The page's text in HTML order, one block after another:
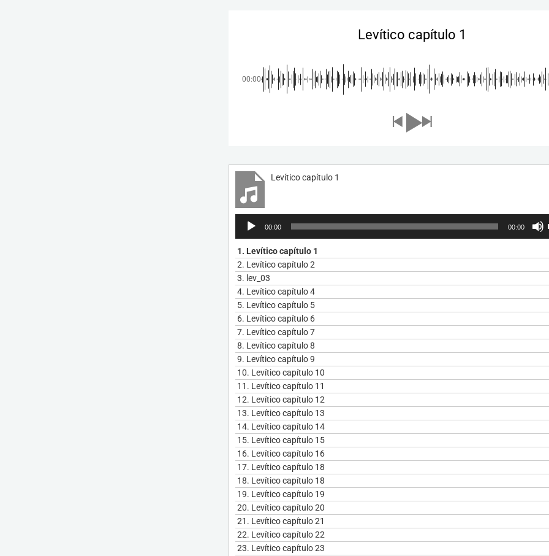
Levítico capítulo 1
00:00
Levítico capítulo 1
Reproductor
00:00 00:00
1. Levítico capítulo 1
2. Levítico capítulo 2
3. lev_03
4. Levítico capítulo 4
5. Levítico capítulo 5
6. Levítico capítulo 6
7. Levítico capítulo 7
8. Levítico capítulo 8
9. Levítico capítulo 9
10. Levítico capítulo 10
11. Levítico capítulo 11
12. Levítico capítulo 12
13. Levítico capítulo 13
14. Levítico capítulo 14
15. Levítico capítulo 15
16. Levítico capítulo 16
17. Levítico capítulo 18
18. Levítico capítulo 18
19. Levítico capítulo 19
20. Levítico capítulo 20
21. Levítico capítulo 21
22. Levítico capítulo 22
23. Levítico capítulo 23